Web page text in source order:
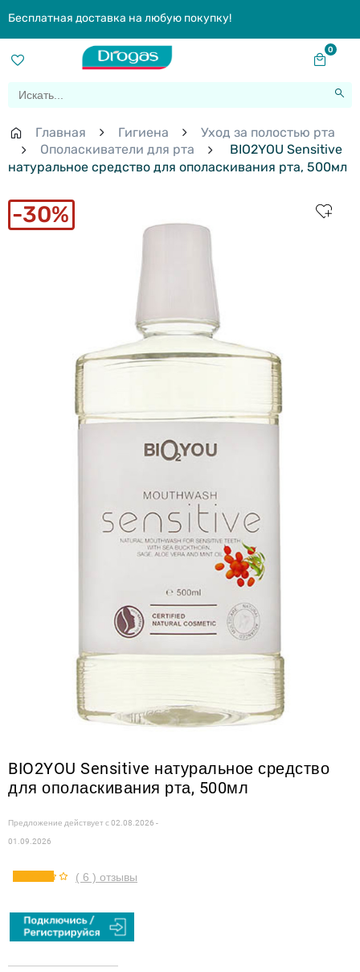
Бесплатная доставка на любую покупку!
0
Главная Гигиена
Уход за полостью рта
Ополаскиватели для рта
BIO2YOU Sensitive
натуральное средство для ополаскивания рта, 500мл
30%
BIO2YOU Sensitive натуральное средство
для ополаскивания рта, 500мл
Предложение действует с02.08.2026 -
01.09.2026
( 6 ) отзывы